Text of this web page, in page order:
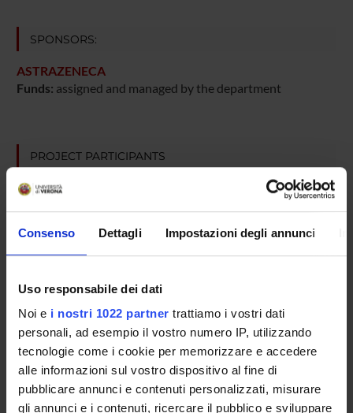
Consenso Dettagli Impostazioni degli annunci
Uso responsabile dei dati
Noi e i nostri 1022 partner trattiamo i vostri dati
personali, ad esempio il vostro numero IP, utilizzando
tecnologie come i cookie per memorizzare e accedere
alle informazioni sul vostro dispositivo al fine di
pubblicare annunci e contenuti personalizzati, misurare
gli annunci e i contenuti, ricercare il pubblico e sviluppare
SPONSORS:
ASTRAZENECA
Funds: assigned and managed by the department
PROJECT PARTICIPANTS
Roberta Fontana
COLLABORATORI ESTERNI
Giuliana Lo Cascio
Azienda Ospedaliera di Verona Dirigente Medico I livello
SECTIONS
Microbiology Section